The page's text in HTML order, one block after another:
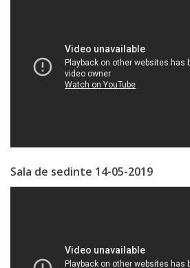
Gospodărie
Comunală
Specialist
Antreprenoriat,
Sala de sedinte 14-05-2019